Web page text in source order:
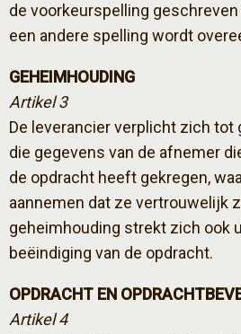
de voorkeurspelling
een andere spelling wordt
GEHEIMHOUDING
Artikel 3
De leverancier verplicht zich tot
die gegevens van de afnemer
de opdracht heeft gekregen,
aannemen dat ze vertrouwelijk
geheimhouding strekt zich ook
beëindiging van de opdracht.
OPDRACHT EN
Artikel 4